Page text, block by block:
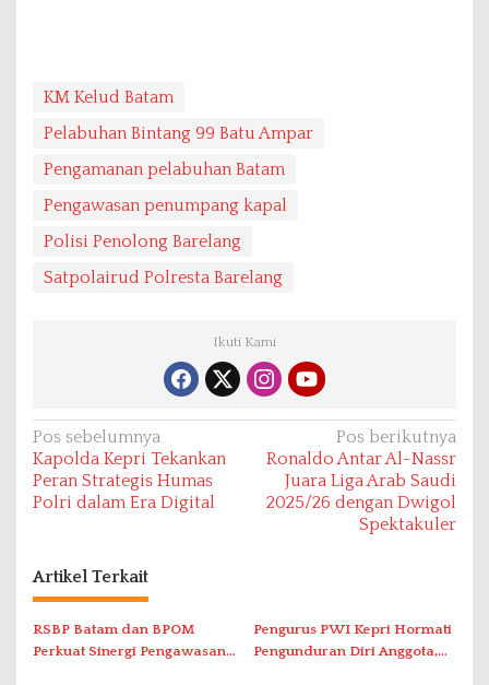
KM Kelud Batam
Pelabuhan Bintang 99 Batu Ampar
Pengamanan pelabuhan Batam
Pengawasan penumpang kapal
Polisi Penolong Barelang
Satpolairud Polresta Barelang
Ikuti Kami
N
a
v
g
a
s
i
Pos sebelumnya
Kapolda Kepri Tekankan
Peran Strategis Humas
Polri dalam Era Digital
Pos berikutnya
Ronaldo Antar Al-Nassr
Juara Liga Arab Saudi
2025/26 dengan Dwigol
Spektakuler
Artikel Terkait
RSBP Batam dan BPOM
Perkuat Sinergi Pengawasan
Pengurus PWI Kepri Hormati
Pengunduran Diri Anggota,